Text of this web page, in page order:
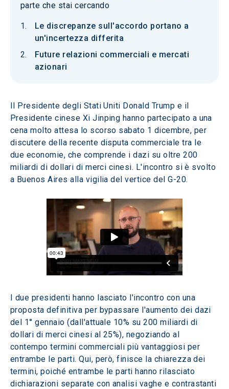
parte che stai cercando
Le discrepanze sull'accordo portano a
un'incertezza differita
Future relazioni commerciali e mercati
azionari
Il Presidente degli Stati Uniti Donald Trump e il
Presidente cinese Xi Jinping hanno partecipato a una
cena molto attesa lo scorso sabato 1 dicembre, per
discutere della recente disputa commerciale tra le
due economie, che comprende i dazi su oltre 200
miliardi di dollari di merci cinesi. L'incontro si è svolto
a Buenos Aires alla vigilia del vertice del G-20.
I due presidenti hanno lasciato l'incontro con una
proposta definitiva per bypassare l'aumento dei dazi
del 1° gennaio (dall'attuale 10% su 200 miliardi di
dollari di merci cinesi al 25%), negoziando al
contempo termini commerciali più vantaggiosi per
entrambe le parti. Qui, però, finisce la chiarezza dei
termini, poiché entrambe le parti hanno rilasciato
dichiarazioni separate con analisi vaghe e contrastanti